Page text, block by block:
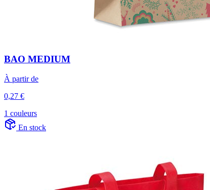
BAO MEDIUM
À partir de
0,27 €
1 couleurs
En stock